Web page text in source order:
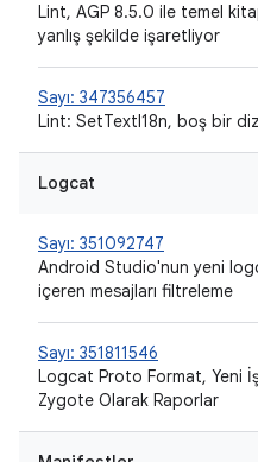
Lint, AGP 8.5.0 ile temel
yanlış şekilde işaretliyor
Sayı: 347356457
Lint: SetTextI18n, boş bir
Logcat
Sayı: 351092747
Android Studio'nun yeni
içeren mesajları filtreleme
Sayı: 351811546
Logcat Proto Format, Yeni
Zygote Olarak Raporlar